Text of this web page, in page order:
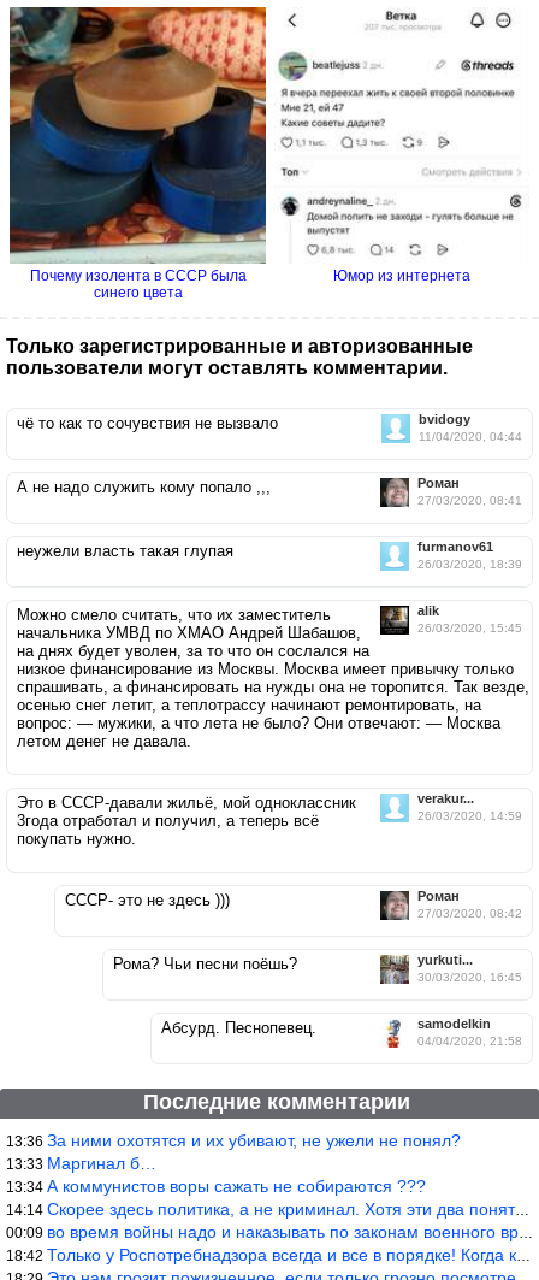
Почему изолента в СССР была
синего цвета
Юмор из интернета
Только зарегистрированные и авторизованные
пользователи могут оставлять комментарии.
bvidogy
11/04/2020, 04:44
чё то как то сочувствия не вызвало
Роман
27/03/2020, 08:41
А не надо служить кому попало ,,,
furmanov61
26/03/2020, 18:39
неужели власть такая глупая
alik
26/03/2020, 15:45
Можно смело считать, что их заместитель
начальника УМВД по ХМАО Андрей Шабашов,
на днях будет уволен, за то что он сослался на
низкое финансирование из Москвы. Москва имеет привычку только
спрашивать, а финансировать на нужды она не торопится. Так везде,
осенью снег летит, а теплотрассу начинают ремонтировать, на
вопрос: — мужики, а что лета не было? Они отвечают: — Москва
летом денег не давала.
verakur...
26/03/2020, 14:59
Это в СССР-давали жильё, мой одноклассник
3года отработал и получил, а теперь всё
покупать нужно.
Роман
27/03/2020, 08:42
СССР- это не здесь )))
yurkuti...
30/03/2020, 16:45
Рома? Чьи песни поёшь?
samodelkin
04/04/2020, 21:58
Абсурд. Песнопевец.
Последние комментарии
13:36 За ними охотятся и их убивают, не ужели не понял?
13:33 Маргинал б…
13:34 А коммунистов воры сажать не собираются ???
14:14 Скорее здесь политика, а не криминал. Хотя эти два понятия начин
00:09 во время войны надо и наказывать по законам военного времени, а
18:42 Только у Роспотребнадзора всегда и все в порядке! Когда касается